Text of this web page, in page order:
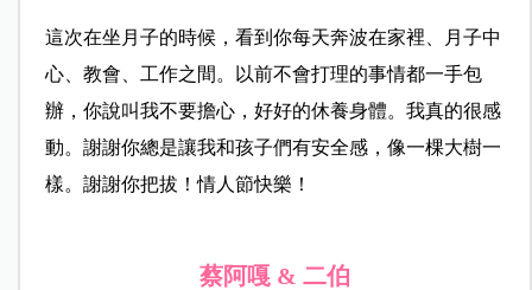
這次在坐月子的時候，看到你每天奔波在家裡、月子中
心、教會、工作之間。以前不會打理的事情都一手包
辦，你說叫我不要擔心，好好的休養身體。我真的很感
動。謝謝你總是讓我和孩子們有安全感，像一棵大樹一
樣。謝謝你把拔！情人節快樂！
蔡阿嘎 & 二伯